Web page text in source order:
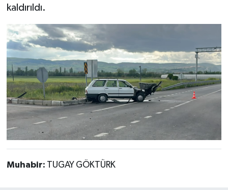
kaldırıldı.
Muhabir: TUGAY GÖKTÜRK